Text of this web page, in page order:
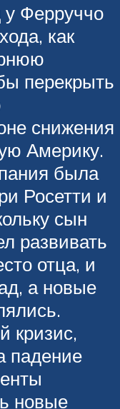
у Ферруччо
как
перекрыть
снижения
Америку.
была
Росетти и
сын
развивать
отца, и
а новые
кризис,
падение
новые